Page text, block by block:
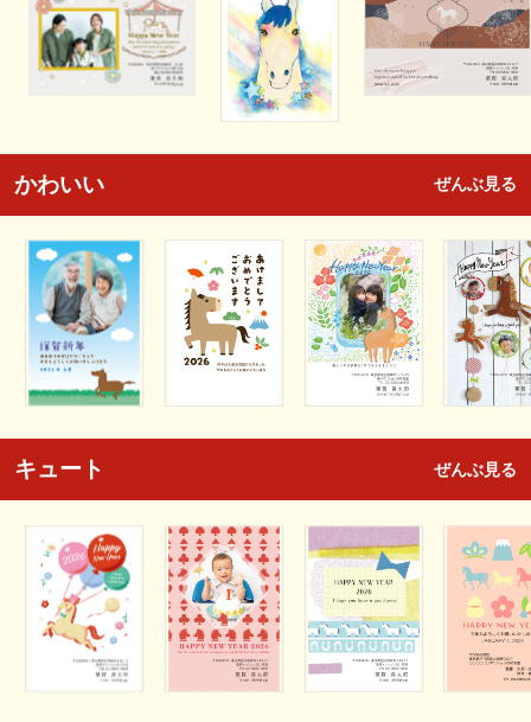
かわいい ぜんぶ見る
キュート ぜんぶ見る